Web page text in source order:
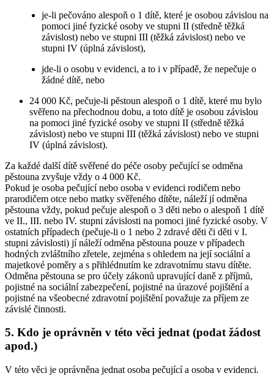
je-li pečováno alespoň o 1 dítě, které je osobou závislou na
pomoci jiné fyzické osoby ve stupni II (středně těžká
závislost) nebo ve stupni III (těžká závislost) nebo ve
stupni IV (úplná závislost),
jde-li o osobu v evidenci, a to i v případě, že nepečuje o
žádné dítě, nebo
24 000 Kč, pečuje-li pěstoun alespoň o 1 dítě, které mu bylo
svěřeno na přechodnou dobu, a toto dítě je osobou závislou
na pomoci jiné fyzické osoby ve stupni II (středně těžká
závislost) nebo ve stupni III (těžká závislost) nebo ve stupni
IV (úplná závislost).
Za každé další dítě svěřené do péče osoby pečující se odměna
pěstouna zvyšuje vždy o 4 000 Kč.
Pokud je osoba pečující nebo osoba v evidenci rodičem nebo
prarodičem otce nebo matky svěřeného dítěte, náleží jí odměna
pěstouna vždy, pokud pečuje alespoň o 3 děti nebo o alespoň 1 dítě
ve II., III. nebo IV. stupni závislosti na pomoci jiné fyzické osoby. V
ostatních případech (pečuje-li o 1 nebo 2 zdravé děti či děti v I.
stupni závislosti) jí náleží odměna pěstouna pouze v případech
hodných zvláštního zřetele, zejména s ohledem na její sociální a
majetkové poměry a s přihlédnutím ke zdravotnímu stavu dítěte.
Odměna pěstouna se pro účely zákonů upravující daně z příjmů,
pojistné na sociální zabezpečení, pojistné na úrazové pojištění a
pojistné na všeobecné zdravotní pojištění považuje za příjem ze
závislé činnosti.
5. Kdo je oprávněn v této věci jednat (podat žádost
apod.)
V této věci je oprávněna jednat osoba pečující a osoba v evidenci.